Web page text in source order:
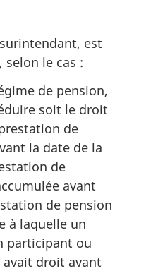
est
le cas :
de pension,
soit le droit
de
la date de la
de
avant
de pension
à laquelle un
participant ou
droit avant